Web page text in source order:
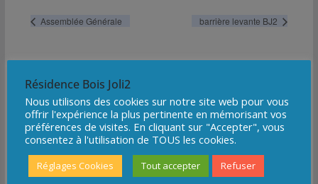
Assemblée Générale barrière levante BJ2
Résidence Bois Joli2
Nous utilisons des cookies sur notre site web pour vous
offrir l'expérience la plus pertinente en mémorisant vos
préférences de visites. En cliquant sur "Accepter", vous
consentez à l'utilisation de TOUS les cookies.
Réglages Cookies Tout accepter Refuser